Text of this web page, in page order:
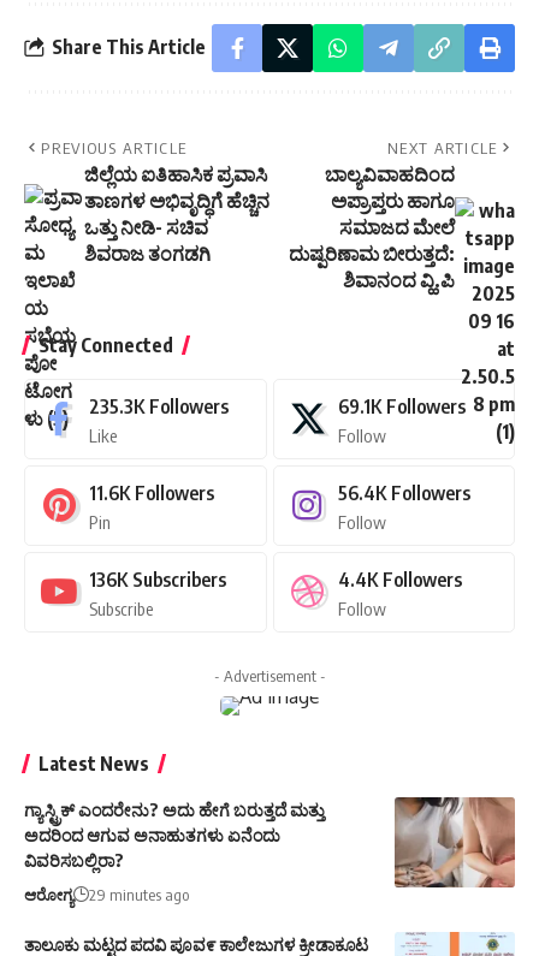
Share This Article
PREVIOUS ARTICLE
ಜಿಲ್ಲೆಯ ಐತಿಹಾಸಿಕ ಪ್ರವಾಸಿ
ತಾಣಗಳ ಅಭಿವೃದ್ಧಿಗೆ ಹೆಚ್ಚಿನ
ಒತ್ತು ನೀಡಿ- ಸಚಿವ
ಶಿವರಾಜ ತಂಗಡಗಿ
NEXT ARTICLE
ಬಾಲ್ಯವಿವಾಹದಿಂದ
ಅಪ್ರಾಪ್ತರು ಹಾಗೂ
ಸಮಾಜದ ಮೇಲೆ
ದುಷ್ಪರಿಣಾಮ ಬೀರುತ್ತದೆ:
ಶಿವಾನಂದ ವ್ಹಿ.ಪಿ
Stay Connected
235.3K Followers
Like
69.1K Followers
Follow
11.6K Followers
Pin
56.4K Followers
Follow
136K Subscribers
Subscribe
4.4K Followers
Follow
- Advertisement -
Latest News
ಗ್ಯಾಸ್ಟ್ರಿಕ್ ಎಂದರೇನು? ಅದು ಹೇಗೆ ಬರುತ್ತದೆ ಮತ್ತು
ಅದರಿಂದ ಆಗುವ ಅನಾಹುತಗಳು ಏನೆಂದು
ವಿವರಿಸಬಲ್ಲಿರಾ?
ಆರೋಗ್ಯ 29 minutes ago
ತಾಲೂಕು ಮಟ್ಟದ ಪದವಿ ಪೂವ೯ ಕಾಲೇಜುಗಳ ಕ್ರೀಡಾಕೂಟ